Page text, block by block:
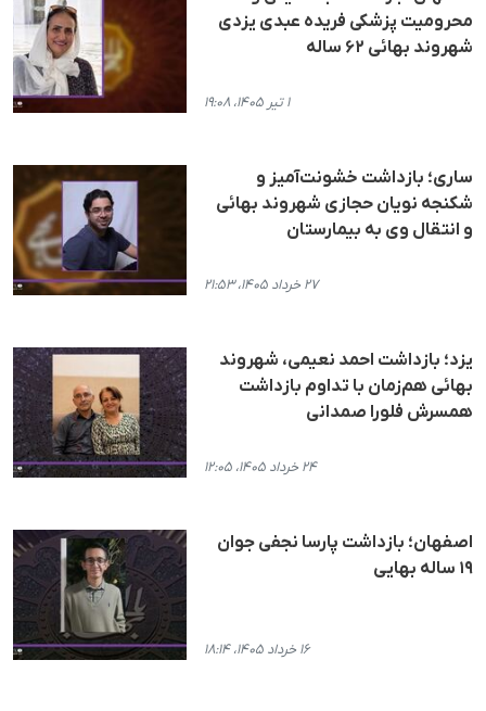
محرومیت پزشکی فریده عبدی یزدی
شهروند بهائی ۶۲ ساله
۱ تیر ۱۴۰۵، ۱۹:۰۸
ساری؛ بازداشت خشونت‌آمیز و
شکنجه نویان حجازی شهروند بهائی
و انتقال وی به بیمارستان
۲۷ خرداد ۱۴۰۵، ۲۱:۵۳
یزد؛ بازداشت احمد نعیمی، شهروند
بهائی هم‌زمان با تداوم بازداشت
همسرش فلورا صمدانی
۲۴ خرداد ۱۴۰۵، ۱۲:۰۵
اصفهان؛ بازداشت پارسا نجفی جوان
۱۹ ساله بهایی
۱۶ خرداد ۱۴۰۵، ۱۸:۱۴